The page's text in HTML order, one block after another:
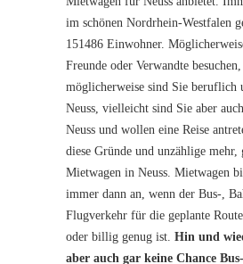
im schönen Nordrhein-Westfalen
151486 Einwohner.
Freunde oder Verwandte besuchen,
möglicherweise sind Sie beruflich
Neuss, vielleicht sind Sie aber
Neuss und wollen eine Reise
diese Gründe und unzählige mehr,
Mietwagen in Neuss. Mietwagen
immer dann an, wenn der Bus-,
Flugverkehr für die geplante
oder billig genug ist. Hin und
aber auch gar keine Chance